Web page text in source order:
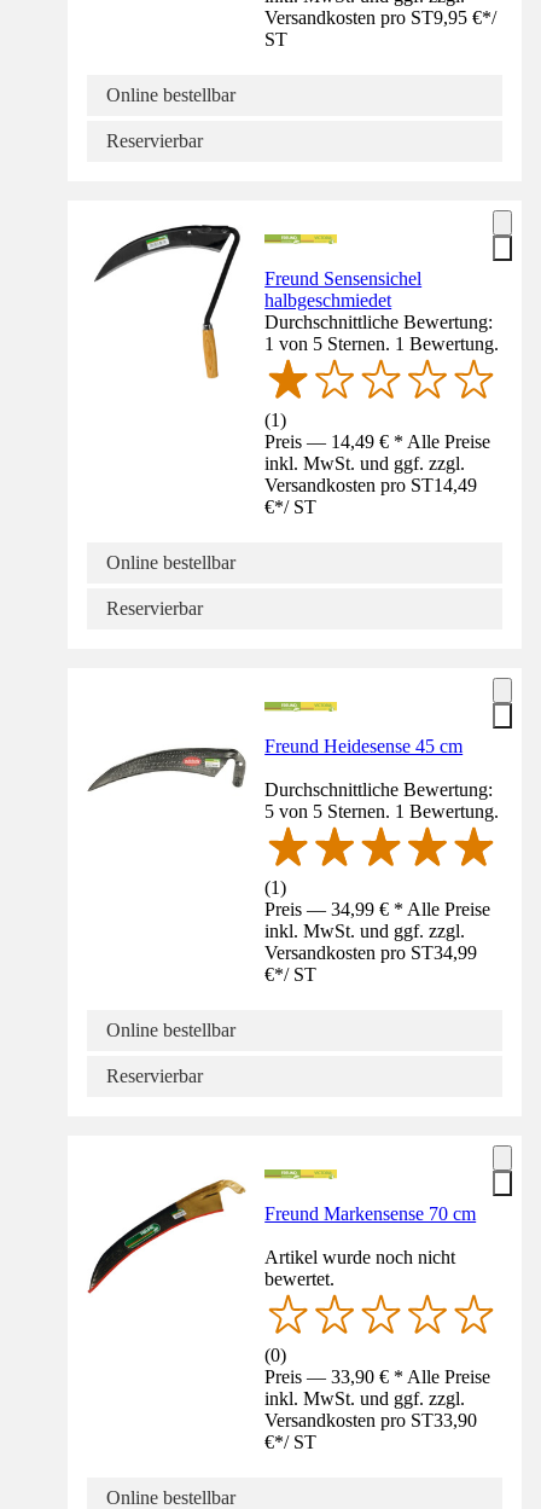
Versandkosten pro ST9,95 €*/
ST
Online bestellbar
Reservierbar
Freund Sensensichel
halbgeschmiedet
Durchschnittliche Bewertung:
1 von 5 Sternen. 1 Bewertung.
(1)
Preis — 14,49 € * Alle Preise
inkl. MwSt. und ggf. zzgl.
Versandkosten pro ST14,49
€*/ ST
Online bestellbar
Reservierbar
Freund Heidesense 45 cm
Durchschnittliche Bewertung:
5 von 5 Sternen. 1 Bewertung.
(1)
Preis — 34,99 € * Alle Preise
inkl. MwSt. und ggf. zzgl.
Versandkosten pro ST34,99
€*/ ST
Online bestellbar
Reservierbar
Freund Markensense 70 cm
Artikel wurde noch nicht
bewertet.
(0)
Preis — 33,90 € * Alle Preise
inkl. MwSt. und ggf. zzgl.
Versandkosten pro ST33,90
€*/ ST
Online bestellbar